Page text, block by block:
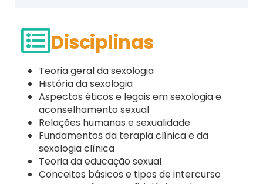
Disciplinas
Teoria geral da sexologia
História da sexologia
Aspectos éticos e legais em sexologia e
aconselhamento sexual
Relações humanas e sexualidade
Fundamentos da terapia clínica e da
sexologia clínica
Teoria da educação sexual
Conceitos básicos e tipos de intercurso